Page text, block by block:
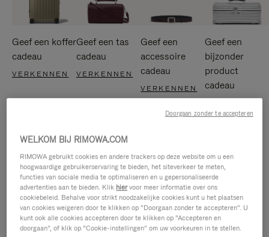
Geef een koffer
cadeau
VERKENNEN
Geef een tas
cadeau
VERKENNEN
Geef een
accessoire
cadeau
VERKENNEN
Geef een
bijzonder
product
cadeau
WELKOM BIJ RIMOWA.COM
RIMOWA gebruikt cookies en andere trackers op deze website om u een
hoogwaardige gebruikerservaring te bieden, het siteverkeer te meten,
functies van sociale media te optimaliseren en u gepersonaliseerde
advertenties aan te bieden. Klik hiervoor meer informatie over ons
cookiebeleid. Behalve voor strikt noodzakelijke cookies kunt u het plaatsen
van cookies weigeren door te klikken op “Doorgaan zonder te accepteren”. U
kunt ook alle cookies accepteren door te klikken op “Accepteren en
doorgaan”, of klik op “Cookie-instellingen” om uw voorkeuren in te stellen.
Doorgaan zonder te accepteren